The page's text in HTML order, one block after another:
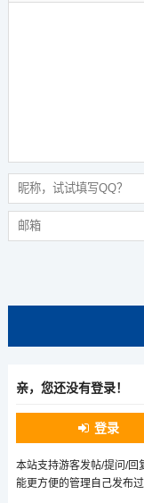
亲，您还没有登录！
登录
本站支持游客发帖/提问/回
能更方便的管理自己发布过